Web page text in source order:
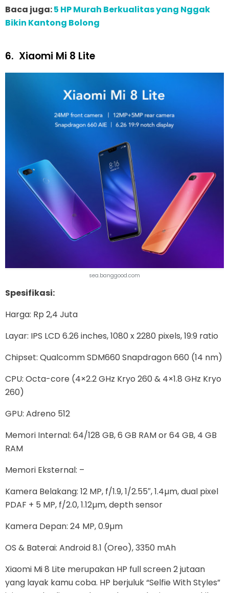
Baca juga:5 HP Murah Berkualitas yang Nggak
Bikin Kantong Bolong
6. Xiaomi Mi 8 Lite
sea.banggood.com
Spesifikasi:
Harga: Rp 2,4 Juta
Layar: IPS LCD 6.26 inches, 1080 x 2280 pixels, 19:9 ratio
Chipset: Qualcomm SDM660 Snapdragon 660 (14 nm)
CPU: Octa-core (4×2.2 GHz Kryo 260 & 4×1.8 GHz Kryo
260)
GPU: Adreno 512
Memori Internal: 64/128 GB, 6 GB RAM or 64 GB, 4 GB
RAM
Memori Eksternal: –
Kamera Belakang: 12 MP, f/1.9, 1/2.55″, 1.4µm, dual pixel
PDAF + 5 MP, f/2.0, 1.12µm, depth sensor
Kamera Depan: 24 MP, 0.9µm
OS & Baterai: Android 8.1 (Oreo), 3350 mAh
Xiaomi Mi 8 Lite merupakan HP full screen 2 jutaan
yang layak kamu coba. HP berjuluk “Selfie With Styles”